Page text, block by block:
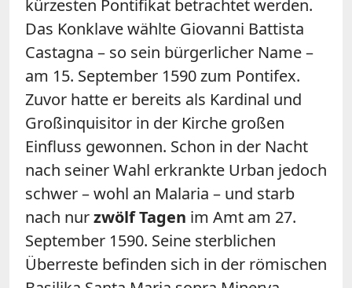
kürzesten Pontifikat betrachtet werden.
Das Konklave wählte Giovanni Battista
Castagna – so sein bürgerlicher Name –
am 15. September 1590 zum Pontifex.
Zuvor hatte er bereits als Kardinal und
Großinquisitor in der Kirche großen
Einfluss gewonnen. Schon in der Nacht
nach seiner Wahl erkrankte Urban jedoch
schwer – wohl an Malaria – und starb
nach nurzwölf Tagen im Amt am 27.
September 1590. Seine sterblichen
Überreste befinden sich in der römischen